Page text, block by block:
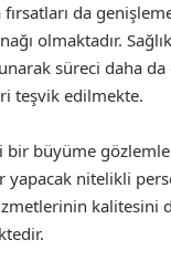
fırsatları da
olmaktadır.
süreci daha da
teşvik edilmekte.
büyüme
yapacak nitelikli
kalitesini